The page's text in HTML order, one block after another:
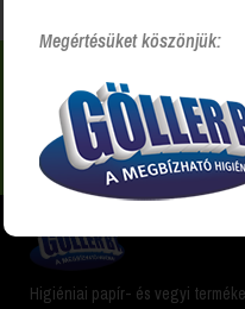
Nem találsz
péntekig 8:00 -
Higiéniai papír- és vegyi
Megértésüket köszönjük: